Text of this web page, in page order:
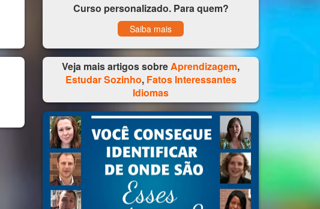
Curso personalizado. Para quem?
Saiba mais
Veja mais artigos sobreAprendizagem,
Estudar Sozinho, Fatos Interessantes
Idiomas